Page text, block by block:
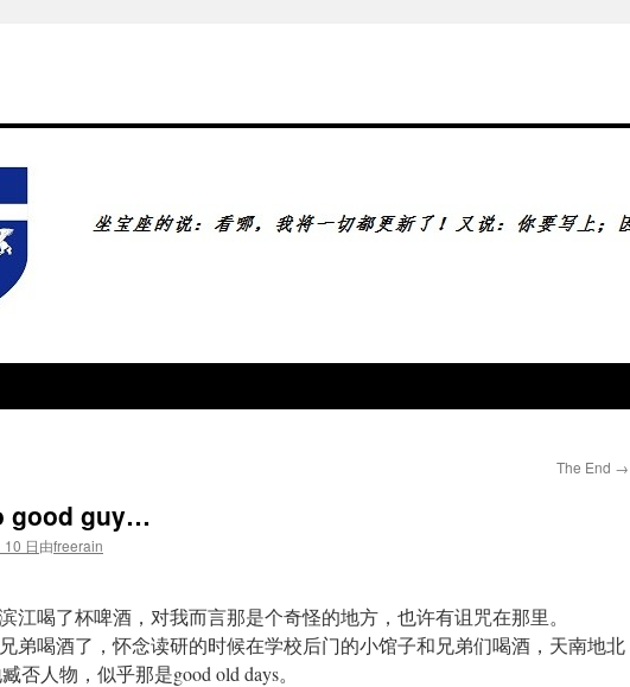
The End →
good guy…
日由freerain
喝了杯啤酒，对我而言那是个奇怪的地方，也许有诅咒在那里。
喝酒了，怀念读研的时候在学校后门的小馆子和兄弟们喝酒，天南地北
否人物，似乎那是good old days。